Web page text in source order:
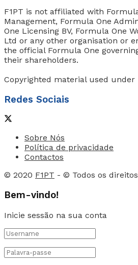
F1PT is not affiliated with
Management, Formula One
One Licensing BV, Formula One
Ltd or any other organisation or
the official Formula One
their shareholders.
Copyrighted material used under
Redes Sociais
Sobre Nós
Política de privacidade
Contactos
© 2020 F1PT - © Todos os
Bem-vindo!
Inicie sessão na sua conta